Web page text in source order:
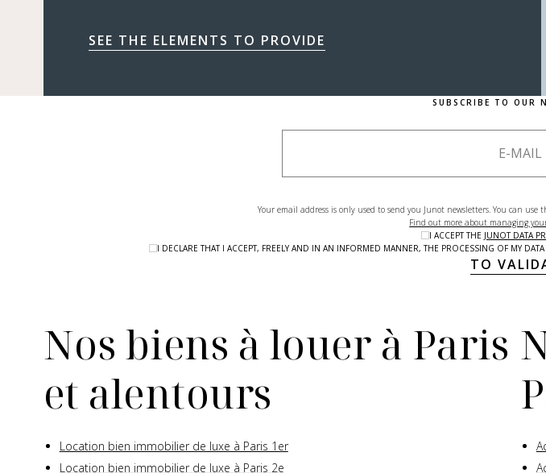
SEE THE ELEMENTS TO PROVIDE
SUBSCRIBE TO OUR
Your email address is only used to send you Junot newsletters. You can
Find out more about managing
I ACCEPT THE JUNOT DATA
I DECLARE THAT I ACCEPT, FREELY AND IN AN INFORMED MANNER, THE PROCESSING OF MY
TO
Nos biens à louer à Paris
et alentours
Location bien immobilier de luxe à Paris 1er
Location bien immobilier de luxe à Paris 2e